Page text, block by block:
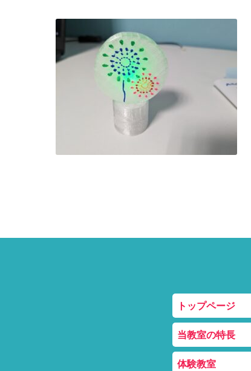
トップページ
当教室の特長
体験教室